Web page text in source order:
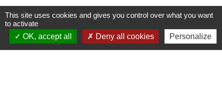
Accès directs
This site uses cookies and gives you control over what you want
to activate
OK, accept all
Deny all cookies Personalize